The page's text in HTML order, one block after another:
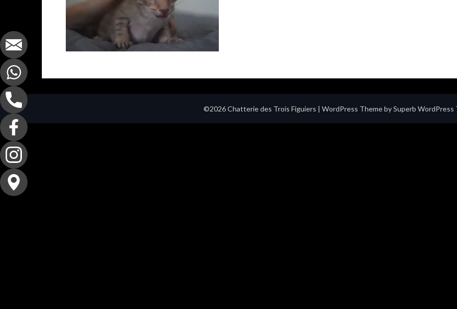
©2026 Chatterie des Trois Figuiers | WordPress Theme bySuperb WordPress